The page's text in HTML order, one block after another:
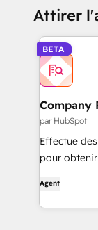
Attirer
BETA
Company
par HubSpot
Effectue
pour
Agent